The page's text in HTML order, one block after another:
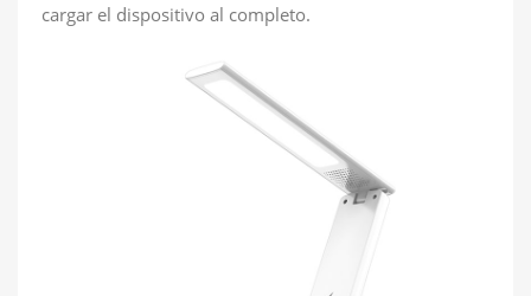
cargar el dispositivo al completo.